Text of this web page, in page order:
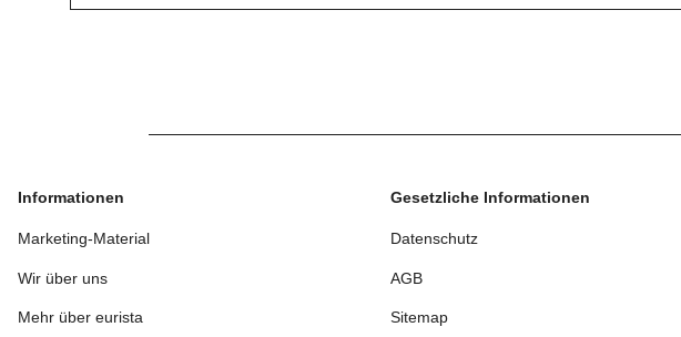
Informationen
Marketing-Material
Wir über uns
Mehr über eurista
Gesetzliche Informationen
Datenschutz
AGB
Sitemap